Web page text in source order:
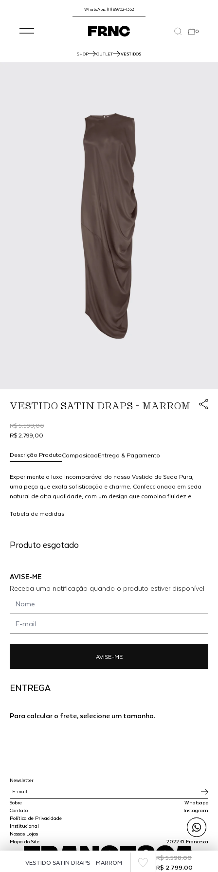
WhatsApp: (11) 99702-1352
0
SHOP OUTLET VESTIDOS
VESTIDO SATIN DRAPS - MARROM
Link
R$ 5.598,00
R$ 2.799,00
VESTIDO SATIN DRAPS - MARROM
R$ 5.598,00
R$ 2.799,00
Composicao
Descrição Produto Entrega & Pagamento
Experimente o luxo incomparável do nosso Vestido de Seda Pura,
uma peça que exala sofisticação e charme. Confeccionado em seda
natural de alta qualidade, com um design que combina fluidez e
jantares elegantes. Combine-o com acessórios delicados e sapatos
Tabela de medidas
Produto esgotado
AVISE-ME
Receba uma notificação quando o produto estiver disponível
AVISE-ME
ENTREGA
Para calcular o frete, selecione um tamanho.
Sobre
Contato
Política de Privacidade
Institucional
Nossas Lojas
Mapa do Site
Whatsapp
Instagram
2022 © Francesca
Newsletter
SPLY STUDIO LTDA - CNPJ 45.510.647/0001-00